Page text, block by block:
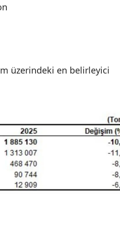
üzerindeki en belirleyici